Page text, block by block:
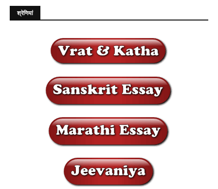
श्रेणियां